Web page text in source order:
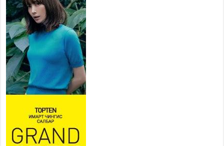
байгууллагууд дараах
хуваарийн дагуу ажиллана
2026 оны 7 сар 15 / 11 цаг 18 минут
Үндэсний их баяр наадам
эхэллээ
2026 оны 7 сар 15 / 11 цаг 14 минут
Үер усны аюулаас сэргийлж, нийслэлийн Онцгой
байдлын газрын 162 алба хаагч үүрэг гүйцэтгэж
байна
2026 оны 7 сар 15 / 11 цаг 07 минут
Үндэсний их сурын харваанд 850 харваач цэц
мэргэнээ сорьж байна
2026 оны 7 сар 15 / 11 цаг 03 минут